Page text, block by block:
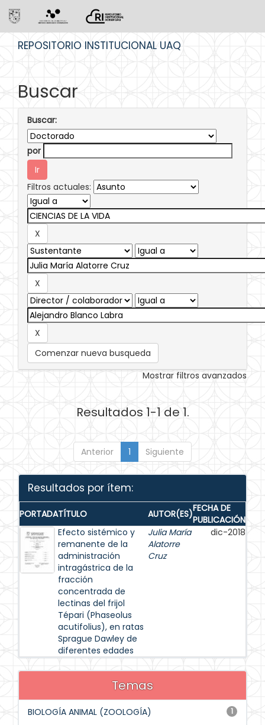
REPOSITORIO INSTITUCIONAL UAQ
Buscar
Buscar:
por
Filtros actuales:
Comenzar nueva busqueda
Mostrar filtros avanzados
Resultados 1-1 de 1.
Anterior 1 Siguiente
Resultados por ítem:
PORTADATÍTULO AUTOR(ES)FECHA DE
PUBLICACIÓN
Efecto sistémico y
remanente de la
administración
intragástrica de la
fracción
concentrada de
lectinas del frijol
Tépari (Phaseolus
acutifolius), en ratas
Sprague Dawley de
diferentes edades
Julia María
Alatorre
Cruz
dic-2018
Temas
1
BIOLOGÍA ANIMAL (ZOOLOGÍA)